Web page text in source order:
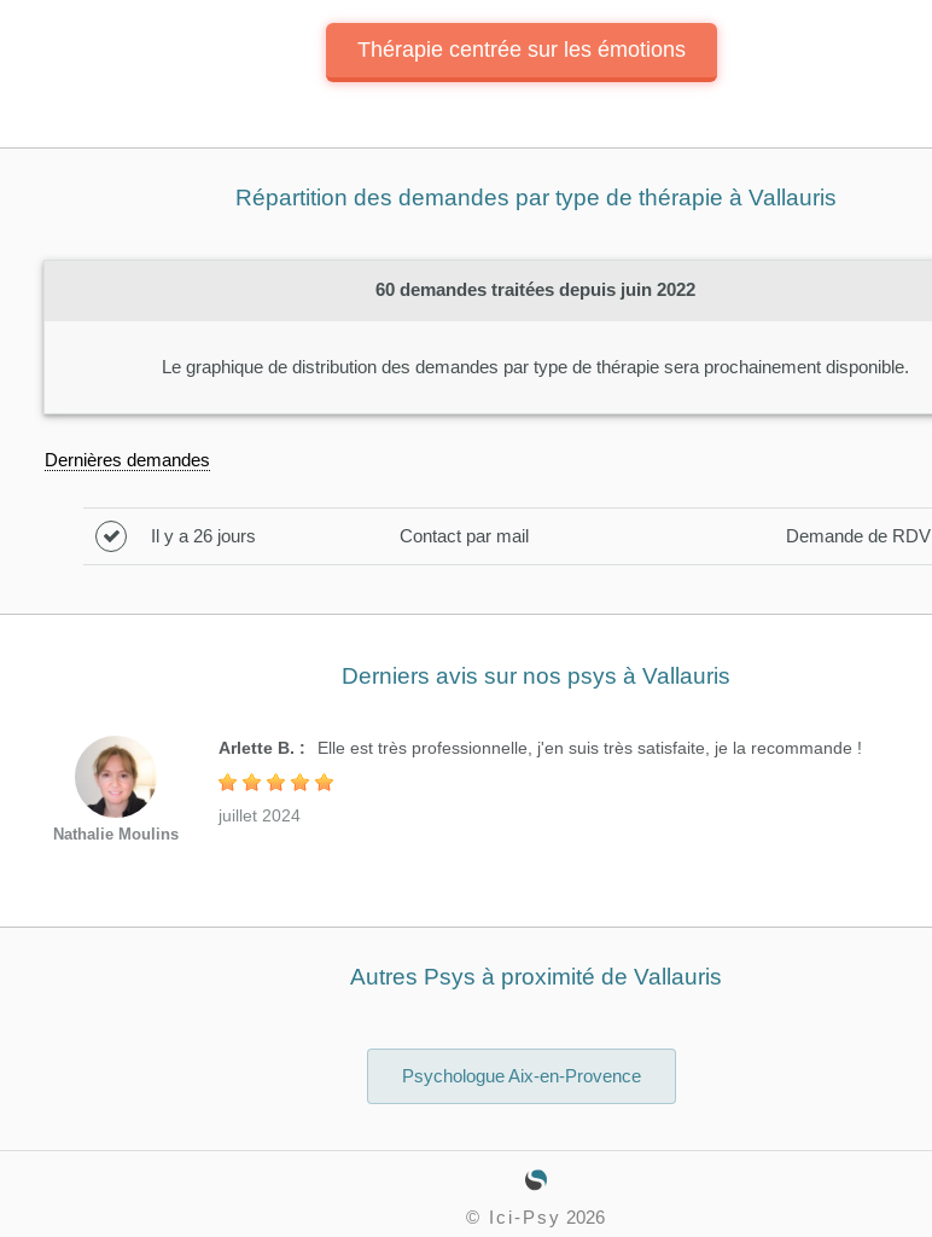
Thérapie centrée sur les émotions
Répartition des demandes par type de thérapie à Vallauris
60 demandes traitées depuis juin 2022
Le graphique de distribution des demandes par type de thérapie sera prochainement disponible.
Dernières demandes
Il y a 26 jours Contact par mail Demande de RDV
Derniers avis sur nos psys à Vallauris
Nathalie Moulins
Arlette B. : Elle est très professionnelle, j'en suis très satisfaite, je la recommande !
juillet 2024
Autres Psys à proximité de Vallauris
Psychologue Aix-en-Provence
© Ici-Psy 2026